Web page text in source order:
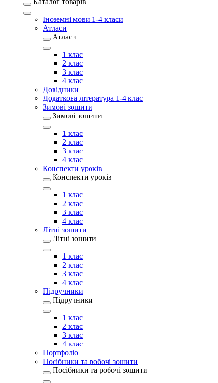
Каталог товарів
Іноземні мови 1-4 класи
Атласи
Атласи
1 клас
2 клас
3 клас
4 клас
Довідники
Додаткова література 1-4 клас
Зимові зошити
Зимові зошити
1 клас
2 клас
3 клас
4 клас
Конспекти уроків
Конспекти уроків
1 клас
2 клас
3 клас
4 клас
Літні зошити
Літні зошити
1 клас
2 клас
3 клас
4 клас
Підручники
Підручники
1 клас
2 клас
3 клас
4 клас
Портфоліо
Посібники та робочі зошити
Посібники та робочі зошити